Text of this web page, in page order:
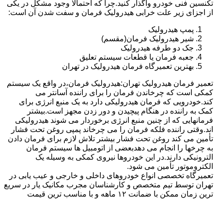
تکنسین فنی خودرو واگذار کنید.چرا که احتمالا وجود مشکل در یکی
از اجزای زیر علت خرابی هیدرولیک فرمان و سفت شدن آن است:
پمپ هیدرولیک
شیر هیدرولیک فرمان(مقسم)
جک دو طرفه هیدرولیک
جعبه فرمان یا قطعات سیستم تعلیق
بهترین تعمیرگاه فرمان هیدرولیک در تهران
تعمیر فرمان هیدرولیک تهران:هیدرولیک فرمان،در واقع یک سیستم
کمکی است که چرخاندن فرمان را برای راننده آسانتر می
کند.خودرویی که فرمان هیدرولیکی دارد به یک منبع انرژی برای
کمک به راننده در هنگام پیچیدن و دور زدن مجهز است.بیشتر
فرمانهایی که از چنین منبع انرژی برخوردار می شوند هیدرولیکی
اند.وقتی راننده فلکه فرمان را می چرخاند پمپی روغن تحت فشار
تأمین می کند روغن تحت فشار بیشتر تلاش لازم برای فرمان دادن
به چرخها را انجام می دهدبعضی از اتومبیل ها سیستم فرمان
الترونیکی دارند.در این خودروها نیروی کمکی به وسیله یک
الکتروموتور تأمین می شود.
تعمیرگاه تخصصی انواع خودروهای داخلی و خارجی و عیب یابی در
تهران توسط تیم متخصص و کارشناسان مجرب مکانیک یار در سریع
ترین زمان ممکن با ضمانت ۱۲ ماهه و با مناسب ترین قیمت